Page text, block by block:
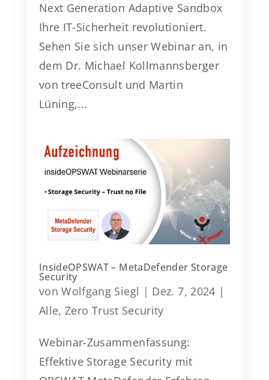
Next Generation Adaptive Sandbox
Ihre IT-Sicherheit revolutioniert.
Sehen Sie sich unser Webinar an, in
dem Dr. Michael Kollmannsberger
von treeConsult und Martin
Lüning,...
InsideOPSWAT – MetaDefender Storage
Security
vonWolfgang Siegl | Dez. 7, 2024 |
Alle, Zero Trust Security
Webinar-Zusammenfassung:
Effektive Storage Security mit